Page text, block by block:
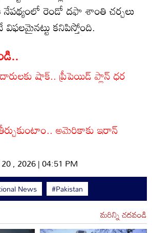
నేపథ్యంలో రెండో దఫా శాంతి చర్చలు
కనిపిస్తోంది.
షాక్.. ప్రీపెయిడ్ ప్లాన్ ధర
అమెరికాకు ఇరాన్
, 2026 | 04:51 PM
News #Pakistan
మరిన్ని చదవండి